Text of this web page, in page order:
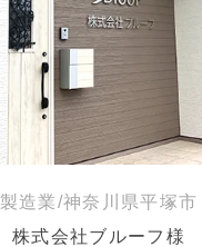
製造業/神奈川県平塚市
株式会社ブルーフ様